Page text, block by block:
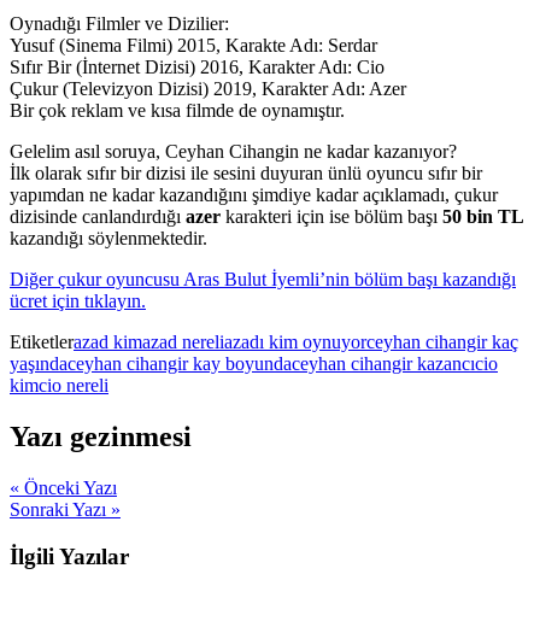
Oynadığı Filmler ve Dizilier:
Yusuf (Sinema Filmi) 2015, Karakte Adı: Serdar
Sıfır Bir (İnternet Dizisi) 2016, Karakter Adı: Cio
Çukur (Televizyon Dizisi) 2019, Karakter Adı: Azer
Bir çok reklam ve kısa filmde de oynamıştır.
Gelelim asıl soruya, Ceyhan Cihangin ne kadar kazanıyor?
İlk olarak sıfır bir dizisi ile sesini duyuran ünlü oyuncu sıfır bir
yapımdan ne kadar kazandığını şimdiye kadar açıklamadı, çukur
dizisinde canlandırdığı azer karakteri için ise bölüm başı 50 bin TL
kazandığı söylenmektedir.
Diğer çukur oyuncusu Aras Bulut İyemli’nin bölüm başı kazandığı
ücret için tıklayın.
Etiketlerazad kimazad nereliazadı kim oynuyorceyhan cihangir kaç
yaşındaceyhan cihangir kay boyundaceyhan cihangir kazancıcio
kimcio nereli
Yazı gezinmesi
« Önceki Yazı
Sonraki Yazı »
İlgili Yazılar